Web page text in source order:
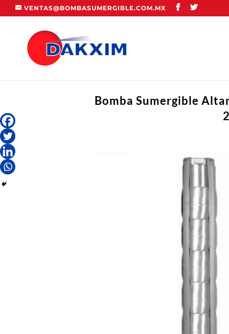
VENTAS@BOMBASUMERGIBLE.COM.MX
Bomba Sumergible